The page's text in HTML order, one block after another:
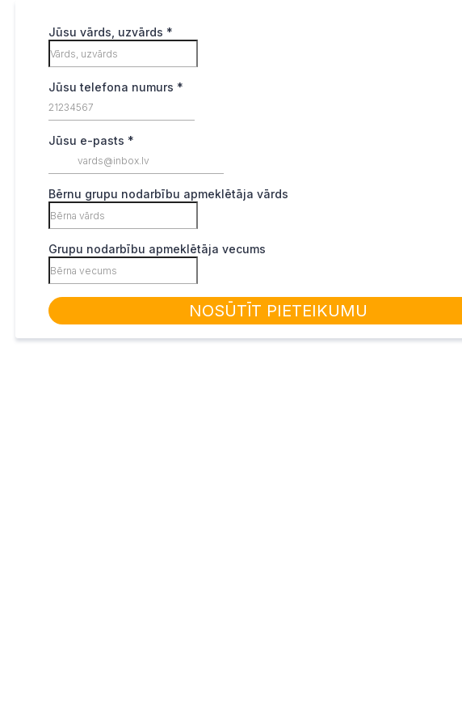
Jūsu vārds, uzvārds *
Jūsu telefona numurs *
Jūsu e-pasts *
Bērnu grupu nodarbību apmeklētāja vārds
Grupu nodarbību apmeklētāja vecums
NOSŪTĪT PIETEIKUMU